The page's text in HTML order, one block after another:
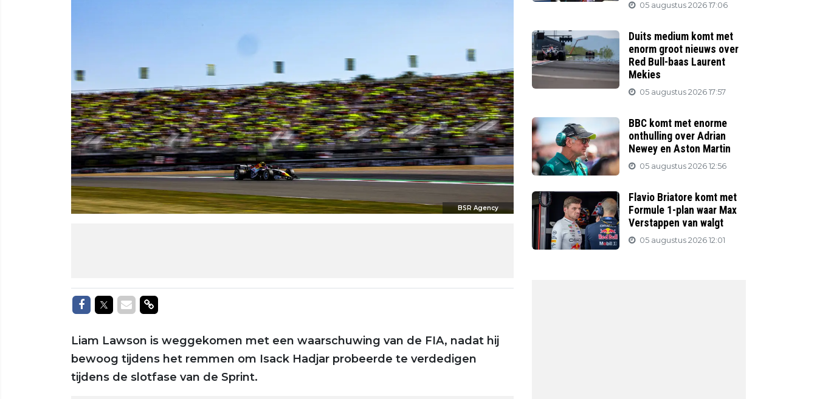
BSR Agency
Delen op Facebook
Delen op Twitter
Delen via Mail
Delen via link
Liam Lawson is weggekomen met een waarschuwing van de FIA, nadat hij
bewoog tijdens het remmen om Isack Hadjar probeerde te verdedigen
tijdens de slotfase van de Sprint.
05 augustus 2026 17:06
Duits medium komt met
enorm groot nieuws over
Red Bull-baas Laurent
Mekies
05 augustus 2026 17:57
BBC komt met enorme
onthulling over Adrian
Newey en Aston Martin
05 augustus 2026 12:56
Flavio Briatore komt met
Formule 1-plan waar Max
Verstappen van walgt
05 augustus 2026 12:01